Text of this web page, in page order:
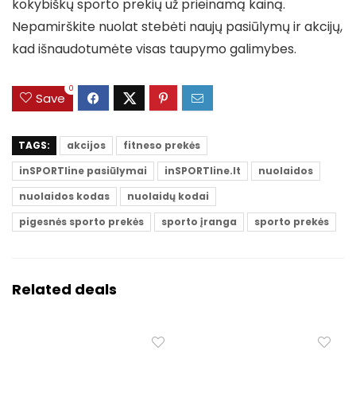
kokybiškų sporto prekių už prieinamą kainą.
Nepamirškite nuolat stebėti naujų pasiūlymų ir akcijų,
kad išnaudotumėte visas taupymo galimybes.
Save
0
TAGS: akcijos
fitneso prekės
inSPORTline pasiūlymai
inSPORTline.lt
nuolaidos
nuolaidos kodas
nuolaidų kodai
pigesnės sporto prekės
sporto įranga sporto prekės
Related deals